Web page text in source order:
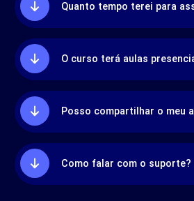
Quanto tempo terei para
O curso terá aulas
Posso compartilhar o meu
Como falar com o suporte?